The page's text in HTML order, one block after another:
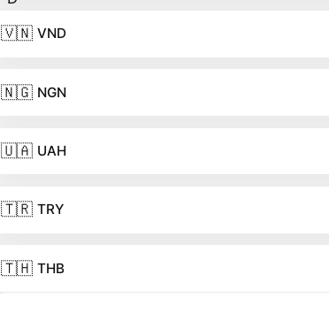
🇻🇳 VND
🇳🇬 NGN
🇺🇦 UAH
🇹🇷 TRY
🇹🇭 THB